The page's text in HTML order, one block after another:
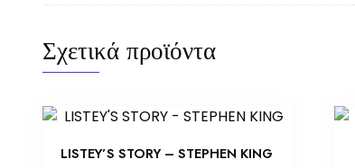
Σχετικά προϊόντα
LISTEY’S STORY – STEPHEN KING